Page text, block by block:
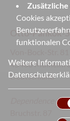
Zusätzliche
Cookies
funktionalen
Weitere
Otto-Pankok-
45468 Mülheim
Deutschland